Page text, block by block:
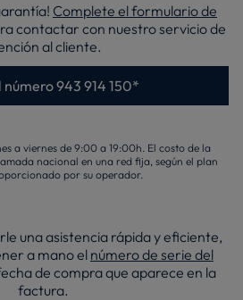
Complete el formulario de
contactar con nuestro servicio de
al cliente.
número 943 914 150*
a viernes de 9:00 a 19:00h. El costo de la
nacional en una red fija, según el plan
por su operador.
una asistencia rápida y eficiente,
a mano el número de serie del
de compra que aparece en la
factura.